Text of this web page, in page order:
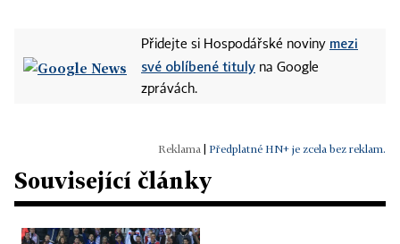
Přidejte si Hospodářské noviny mezi
své oblíbené tituly na Google
zprávách.
Předplatné HN+ je zcela bez reklam.
Související články